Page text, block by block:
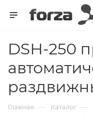
DSH-250
Главная — Каталог —